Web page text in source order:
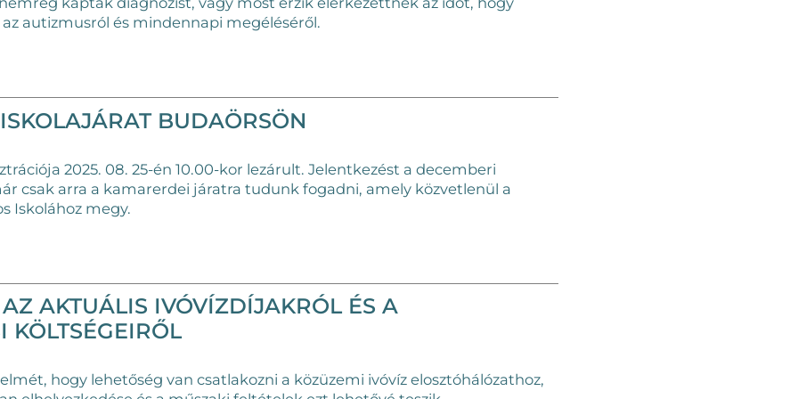
autizmusról és mindennapi megéléséről.
BUDAÖRSÖN
2025. 08. 25-én 10.00-kor lezárult. Jelentkezést a decemberi
csak arra a kamarerdei járatra tudunk fogadni, amely közvetlenül a
Iskolához megy.
AKTUÁLIS IVÓVÍZDÍJAKRÓL ÉS A
KÖLTSÉGEIRŐL
hogy lehetőség van csatlakozni a közüzemi ivóvíz elosztóhálózathoz,